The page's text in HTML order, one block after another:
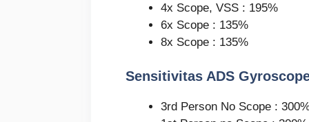
4x Scope, VSS : 195%
6x Scope : 135%
8x Scope : 135%
Sensitivitas ADS
3rd Person No Scope :